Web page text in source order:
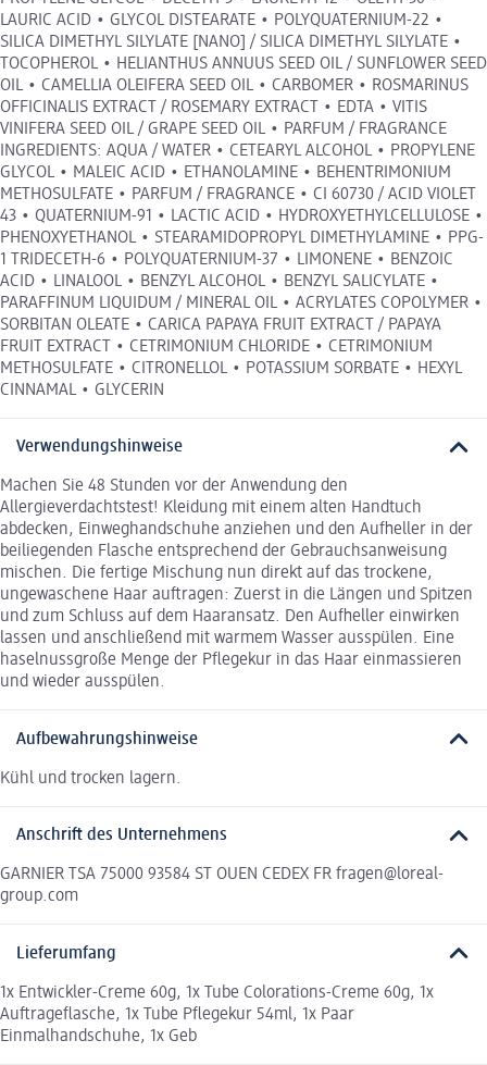
LAURIC ACID • GLYCOL DISTEARATE • POLYQUATERNIUM-22 •
SILICA DIMETHYL SILYLATE [NANO] / SILICA DIMETHYL SILYLATE •
TOCOPHEROL • HELIANTHUS ANNUUS SEED OIL / SUNFLOWER SEED
OIL • CAMELLIA OLEIFERA SEED OIL • CARBOMER • ROSMARINUS
OFFICINALIS EXTRACT / ROSEMARY EXTRACT • EDTA • VITIS
VINIFERA SEED OIL / GRAPE SEED OIL • PARFUM / FRAGRANCE
INGREDIENTS: AQUA / WATER • CETEARYL ALCOHOL • PROPYLENE
GLYCOL • MALEIC ACID • ETHANOLAMINE • BEHENTRIMONIUM
METHOSULFATE • PARFUM / FRAGRANCE • CI 60730 / ACID VIOLET
43 • QUATERNIUM-91 • LACTIC ACID • HYDROXYETHYLCELLULOSE •
PHENOXYETHANOL • STEARAMIDOPROPYL DIMETHYLAMINE • PPG-
1 TRIDECETH-6 • POLYQUATERNIUM-37 • LIMONENE • BENZOIC
ACID • LINALOOL • BENZYL ALCOHOL • BENZYL SALICYLATE •
PARAFFINUM LIQUIDUM / MINERAL OIL • ACRYLATES COPOLYMER •
SORBITAN OLEATE • CARICA PAPAYA FRUIT EXTRACT / PAPAYA
FRUIT EXTRACT • CETRIMONIUM CHLORIDE • CETRIMONIUM
METHOSULFATE • CITRONELLOL • POTASSIUM SORBATE • HEXYL
CINNAMAL • GLYCERIN
Verwendungshinweise
Machen Sie 48 Stunden vor der Anwendung den
Allergieverdachtstest! Kleidung mit einem alten Handtuch
abdecken, Einweghandschuhe anziehen und den Aufheller in der
beiliegenden Flasche entsprechend der Gebrauchsanweisung
mischen. Die fertige Mischung nun direkt auf das trockene,
ungewaschene Haar auftragen: Zuerst in die Längen und Spitzen
und zum Schluss auf dem Haaransatz. Den Aufheller einwirken
lassen und anschließend mit warmem Wasser ausspülen. Eine
haselnussgroße Menge der Pflegekur in das Haar einmassieren
und wieder ausspülen.
Aufbewahrungshinweise
Kühl und trocken lagern.
Anschrift des Unternehmens
GARNIER TSA 75000 93584 ST OUEN CEDEX FR fragen@loreal-
group.com
Lieferumfang
1x Entwickler-Creme 60g, 1x Tube Colorations-Creme 60g, 1x
Auftrageflasche, 1x Tube Pflegekur 54ml, 1x Paar
Einmalhandschuhe, 1x Geb